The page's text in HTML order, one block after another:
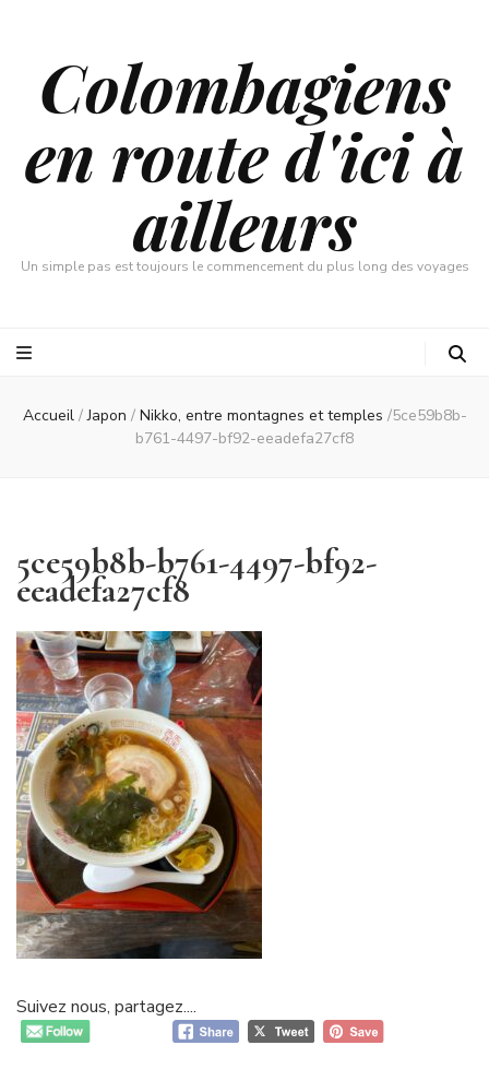
Colombagiens
en route d'ici à
ailleurs
Un simple pas est toujours le commencement du plus long des voyages
Accueil / Japon / Nikko, entre montagnes et temples /5ce59b8b-
b761-4497-bf92-eeadefa27cf8
5ce59b8b-b761-4497-bf92-
eeadefa27cf8
Suivez nous, partagez....